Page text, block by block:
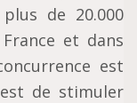
de 20.000
et dans
est
de stimuler